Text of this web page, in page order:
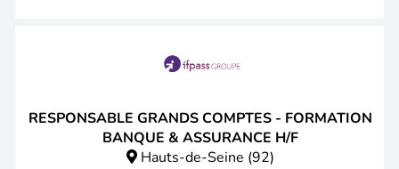
RESPONSABLE GRANDS COMPTES - FORMATION
BANQUE & ASSURANCE H/F
Hauts-de-Seine (92)